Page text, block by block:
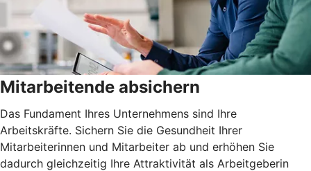
Mitarbeitende absichern
Das Fundament Ihres Unternehmens sind Ihre
Arbeitskräfte. Sichern Sie die Gesundheit Ihrer
Mitarbeiterinnen und Mitarbeiter ab und erhöhen Sie
dadurch gleichzeitig Ihre Attraktivität als Arbeitgeberin